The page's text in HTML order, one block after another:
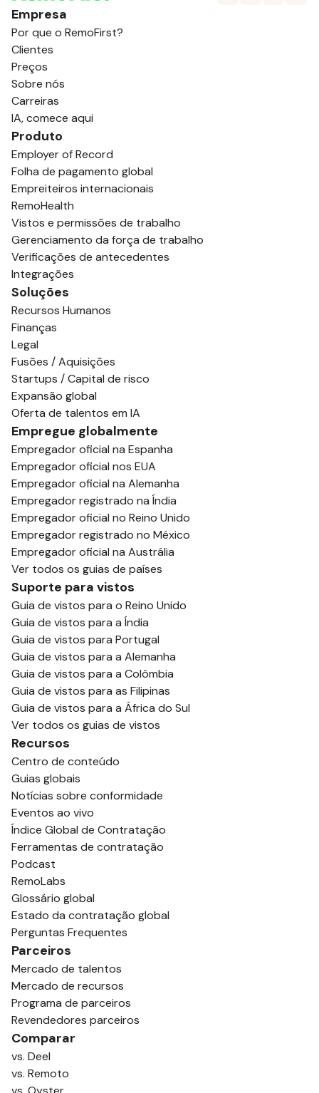
Empresa
Por que o RemoFirst?
Clientes
Preços
Sobre nós
Carreiras
IA, comece aqui
Produto
Employer of Record
Folha de pagamento global
Empreiteiros internacionais
RemoHealth
Vistos e permissões de trabalho
Gerenciamento da força de trabalho
Verificações de antecedentes
Integrações
Soluções
Recursos Humanos
Finanças
Legal
Fusões / Aquisições
Startups / Capital de risco
Expansão global
Oferta de talentos em IA
Empregue globalmente
Empregador oficial na Espanha
Empregador oficial nos EUA
Empregador oficial na Alemanha
Empregador registrado na Índia
Empregador oficial no Reino Unido
Empregador registrado no México
Empregador oficial na Austrália
Ver todos os guias de países
Suporte para vistos
Guia de vistos para o Reino Unido
Guia de vistos para a Índia
Guia de vistos para Portugal
Guia de vistos para a Alemanha
Guia de vistos para a Colômbia
Guia de vistos para as Filipinas
Guia de vistos para a África do Sul
Ver todos os guias de vistos
Recursos
Centro de conteúdo
Guias globais
Notícias sobre conformidade
Eventos ao vivo
Índice Global de Contratação
Ferramentas de contratação
Podcast
RemoLabs
Glossário global
Estado da contratação global
Perguntas Frequentes
Parceiros
Mercado de talentos
Mercado de recursos
Programa de parceiros
Revendedores parceiros
Comparar
vs. Deel
vs. Remoto